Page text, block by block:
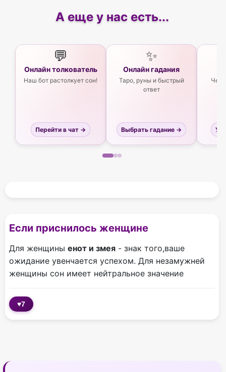
А еще у нас есть...
💬
Онлайн толкователь
Наш бот растолкует сон!
Перейти в чат →
✨
Онлайн гадания
Таро, руны и быстрый
ответ
Выбрать гадание →
Если приснилось женщине
Для женщины енот и змея - знак того,ваше
ожидание увенчается успехом. Для незамужней
женщины сон имеет нейтральное значение
♥7